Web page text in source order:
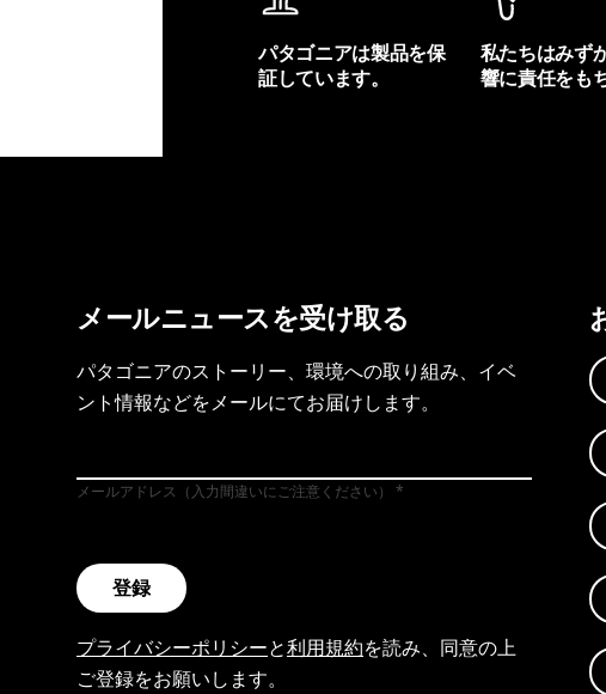
パタゴニアは製品を保
証しています。
私たちはみず
響に責任をも
メールニュースを受け取る
パタゴニアのストーリー、環境への取り組み、イベ
ント情報などをメールにてお届けします。
メールアドレス（入力間違いにご注意ください）
登録
プライバシーポリシーと利用規約を読み、同意の上
ご登録をお願いします。